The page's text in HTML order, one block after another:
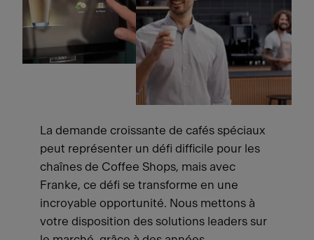
La demande croissante de cafés spéciaux
peut représenter un défi difficile pour les
chaînes de Coffee Shops, mais avec
Franke, ce défi se transforme en une
incroyable opportunité. Nous mettons à
votre disposition des solutions leaders sur